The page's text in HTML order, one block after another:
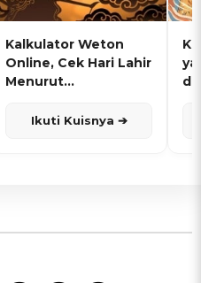
Kalkulator Weton
Online, Cek Hari Lahir
Menurut
Ikuti Kuisnya ➔